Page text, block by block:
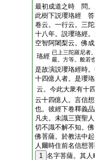
最初成道之時 問。
此樹下説瓔珞經 答
卷云。一行云。三
十八年。説瓔珞經
空智阿闍梨云。佛
珞經 已上三陀羅尼者
嚴。方等。般若
是故演説瓔珞經時
十四億人者。是瓔
云。今此大衆有十
云十四億人。言信
也。彼經下卷釋義
凡夫。未識三寶聖
切不識不解不知。
佛菩薩。於教法中
人爾時住前名信想
1 名字菩薩。其